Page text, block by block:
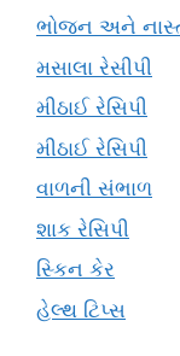
ભોજન અને
મસાલા રેસીપી
મીઠાઈ રેસિપી
મીઠાઈ રેસિપી
વાળની સંભાળ
શાક રેસિપી
સ્કિન કેર
હેલ્થ ટિપ્સ